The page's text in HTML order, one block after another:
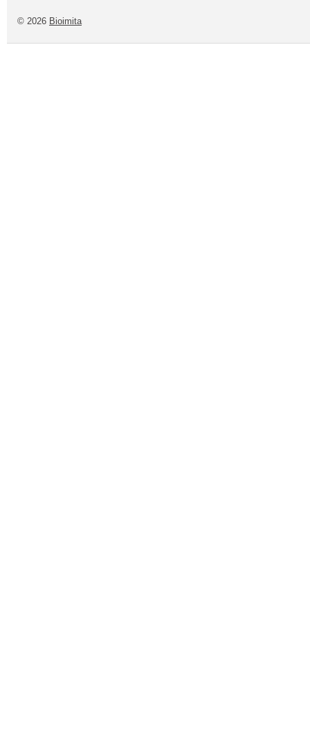
© 2026 Bioimita